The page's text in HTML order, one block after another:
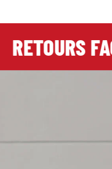
RETOURS